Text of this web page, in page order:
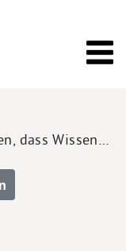
dass Wissen…